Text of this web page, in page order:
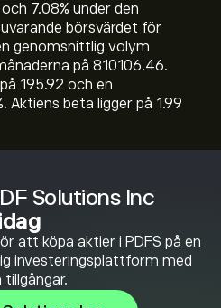
Solutions Inc
att köpa aktier i PDFS på en
investeringsplattform med
tillgångar.
‎7.08‎% under den
börsvärdet för
genomsnittlig volym
på 810106.46.
195.92 och en
Aktiens beta ligger på 1.99